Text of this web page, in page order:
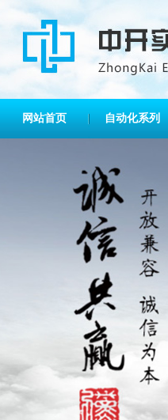
网站首页 自动化系列